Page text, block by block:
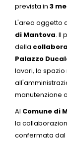
prevista in 3
L'area oggetto
di Mantova. Il
della
Palazzo
lavori, lo
manutenzione
Al Comune di
la
confermata dal